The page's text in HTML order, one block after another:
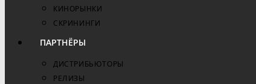
КИНОРЫНКИ
СКРИНИНГИ
ПАРТНЁРЫ
ДИСТРИБЬЮТОРЫ
РЕЛИЗЫ